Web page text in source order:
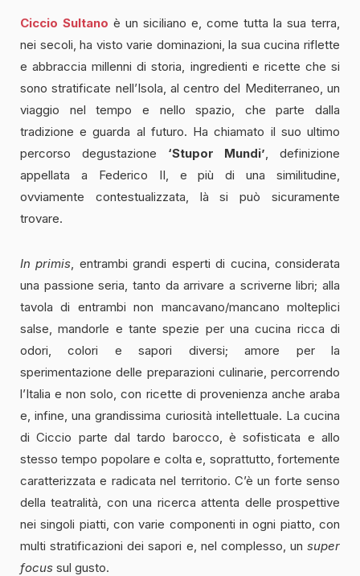
Ciccio Sultano è un siciliano e, come tutta la sua terra,
nei secoli, ha visto varie dominazioni, la sua cucina riflette
e abbraccia millenni di storia, ingredienti e ricette che si
sono stratificate nell’Isola, al centro del Mediterraneo, un
viaggio nel tempo e nello spazio, che parte dalla
tradizione e guarda al futuro. Ha chiamato il suo ultimo
percorso degustazione ‘Stupor Mundi’ , definizione
appellata a Federico II, e più di una similitudine,
ovviamente contestualizzata, là si può sicuramente
trovare.
In primis , entrambi grandi esperti di cucina, considerata
una passione seria, tanto da arrivare a scriverne libri; alla
tavola di entrambi non mancavano/mancano molteplici
salse, mandorle e tante spezie per una cucina ricca di
odori, colori e sapori diversi; amore per la
sperimentazione delle preparazioni culinarie, percorrendo
l’Italia e non solo, con ricette di provenienza anche araba
e, infine, una grandissima curiosità intellettuale. La cucina
di Ciccio parte dal tardo barocco, è sofisticata e allo
stesso tempo popolare e colta e, soprattutto, fortemente
caratterizzata e radicata nel territorio. C’è un forte senso
della teatralità, con una ricerca attenta delle prospettive
nei singoli piatti, con varie componenti in ogni piatto, con
multi stratificazioni dei sapori e, nel complesso, un super
focus sul gusto.